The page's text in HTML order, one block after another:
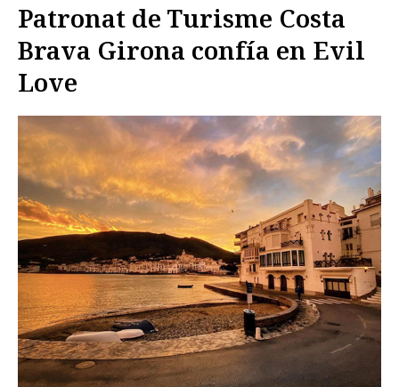
Patronat de Turisme Costa
Brava Girona confía en Evil
Love